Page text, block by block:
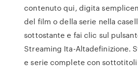
contenuto qui, digita
del film o della serie nella
sottostante e fai clic sul
Streaming Ita-Altadefinizione.
e serie complete con